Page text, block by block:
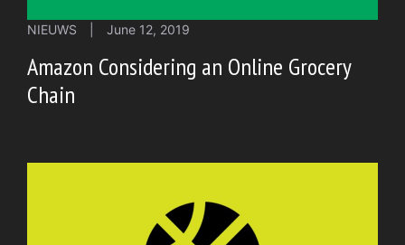
NIEUWS June 12, 2019
Amazon Considering an Online Grocery
Chain